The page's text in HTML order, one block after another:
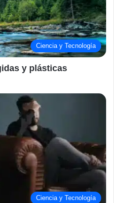
Ciencia y Tecnología
y plásticas
Ciencia y Tecnología